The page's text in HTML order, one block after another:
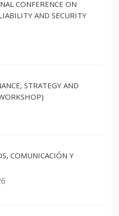
CONFERENCE ON
AND SECURITY
STRATEGY AND
COMUNICACIÓN Y